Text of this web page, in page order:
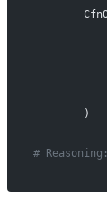
        )
#